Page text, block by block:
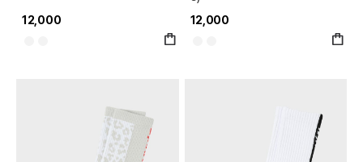
12,000 12,000